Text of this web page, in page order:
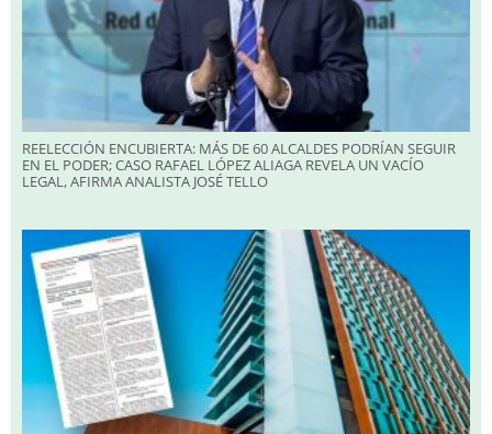
REELECCIÓN ENCUBIERTA: MÁS DE 60 ALCALDES PODRÍAN SEGUIR
EN EL PODER; CASO RAFAEL LÓPEZ ALIAGA REVELA UN VACÍO
LEGAL, AFIRMA ANALISTA JOSÉ TELLO